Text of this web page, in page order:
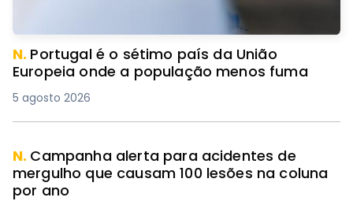
N. Portugal é o sétimo país da União
Europeia onde a população menos fuma
5 agosto 2026
N. Campanha alerta para acidentes de
mergulho que causam 100 lesões na coluna
por ano